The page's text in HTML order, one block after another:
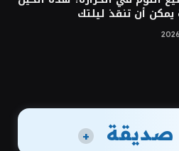
يمكن أن تنقذ ليلتك
صديقة +